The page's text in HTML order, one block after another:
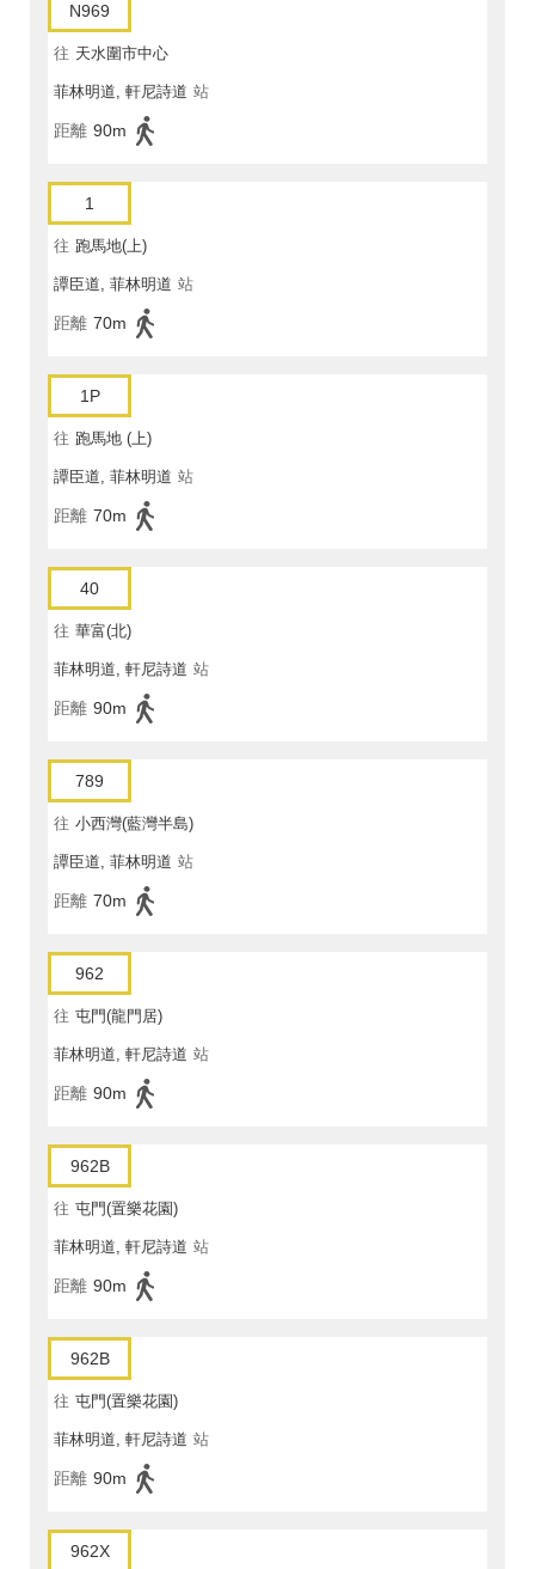
N969
往 天水圍市中心
菲林明道, 軒尼詩道 站
距離 90m
1
往 跑馬地(上)
譚臣道, 菲林明道 站
距離 70m
1P
往 跑馬地 (上)
譚臣道, 菲林明道 站
距離 70m
40
往 華富(北)
菲林明道, 軒尼詩道 站
距離 90m
789
往 小西灣(藍灣半島)
譚臣道, 菲林明道 站
距離 70m
962
往 屯門(龍門居)
菲林明道, 軒尼詩道 站
距離 90m
962B
往 屯門(置樂花園)
菲林明道, 軒尼詩道 站
距離 90m
962B
往 屯門(置樂花園)
菲林明道, 軒尼詩道 站
距離 90m
962X